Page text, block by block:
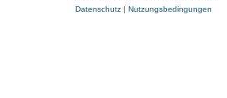
Datenschutz| Nutzungsbedingungen